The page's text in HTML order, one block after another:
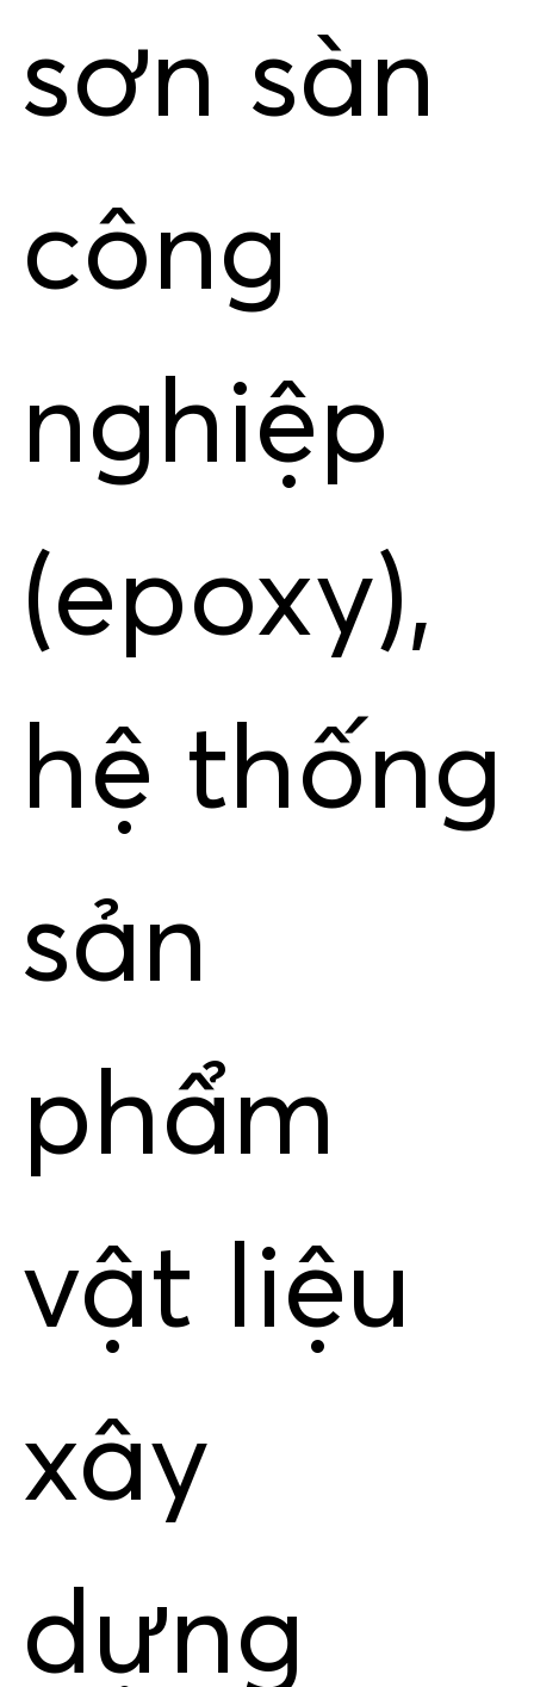
sơn sàn
công
nghiệp
(epoxy),
hệ thống
sản
phẩm
vật liệu
xây
dựng